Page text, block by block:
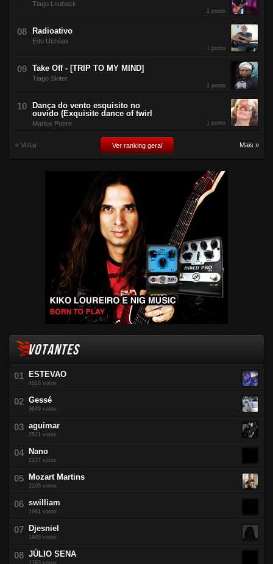
Tiago Louback
1 ponto
Radioativo
Edu Uchôas
1 ponto
Take Off - [TRIP TO MY MIND]
Tiago Skiter
1 ponto
Dança do vento esquisito no
ouvido (Exquisite dance of twirl
Marlos Pobre 1 ponto
« Voltar Ver ranking geral Mais »
VOTANTES
ESTEVAO
4516 votos
Gessé
3649 votos
aguimar
2521 votos
Nano
2237 votos
Mozart Martins
2105 votos
swilliam
1981 votos
Djesniel
1946 votos
JÚLIO SENA
1783 votos